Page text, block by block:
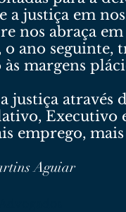
justiça em
nos abraça
o ano seguinte,
margens
justiça através
Executivo
emprego, mais
Aguiar